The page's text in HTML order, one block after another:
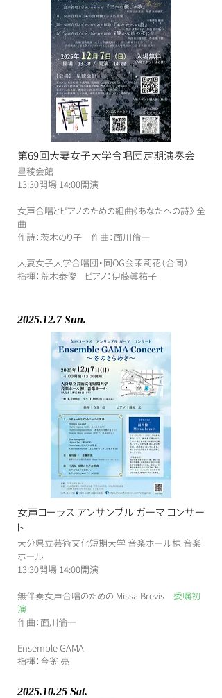
第69回大妻女子大学合唱団定期演奏会
星稜会館
​13:30開場 14:00開演
​女声合唱とピアノのための組曲《あなたへの詩》 全
曲
作詩：茨木のり子 作曲：面川倫一
大妻女子大学合唱団・同OG会茉莉花（合同）
指揮：荒木泰俊 ピアノ：伊藤眞祐子
2025.12.7Sun.
女声コーラス アンサンブル ガーマ コンサー
ト
大分県立芸術文化短期大学 音楽ホール棟 音楽
ホール
​13:30開場 14:00開演
​無伴奏女声合唱のための Missa Brevis 委嘱初
演
作曲：面川倫一
Ensemble GAMA
指揮：今釜 亮
2025.10.25 Sat.